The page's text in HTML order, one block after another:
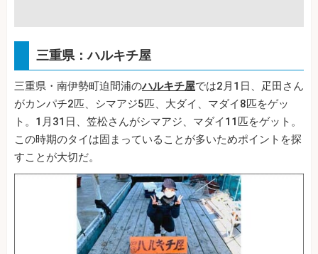
三重県：ハルキチ屋
三重県・南伊勢町迫間浦のハルキチ屋では2月1日、疋田さん
がカンパチ2匹、シマアジ5匹、大ダイ、マダイ8匹をゲッ
ト。1月31日、笠松さんがシマアジ、マダイ11匹をゲット。
この時期のタイは固まっていることが多いためポイントを探
すことが大切だ。